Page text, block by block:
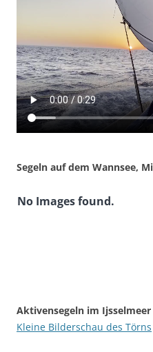
Segeln auf dem Wannsee,
No Images found.
Aktivensegeln im
Kleine Bilderschau des Törns